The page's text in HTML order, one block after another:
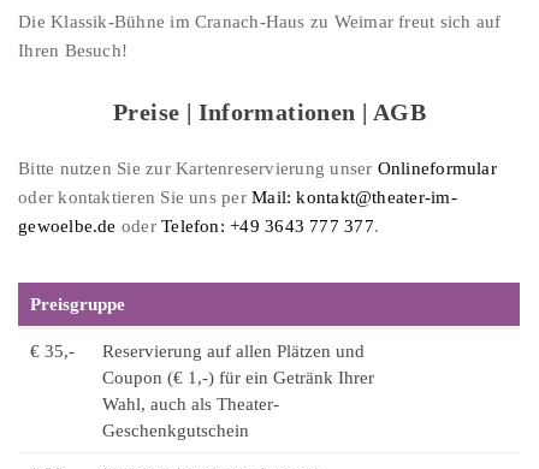
Die Klassik-Bühne im Cranach-Haus zu Weimar freut sich auf
Ihren Besuch!
Preise | Informationen | AGB
Bitte nutzen Sie zur Kartenreservierung unser Onlineformular
oder kontaktieren Sie uns perMail: kontakt@theater-im-
gewoelbe.de oderTelefon: +49 3643 777 377.
Preisgruppe
€ 35,-
Reservierung auf allen Plätzen und
Coupon (€ 1,-) für ein Getränk Ihrer
Wahl, auch als Theater-
Geschenkgutschein